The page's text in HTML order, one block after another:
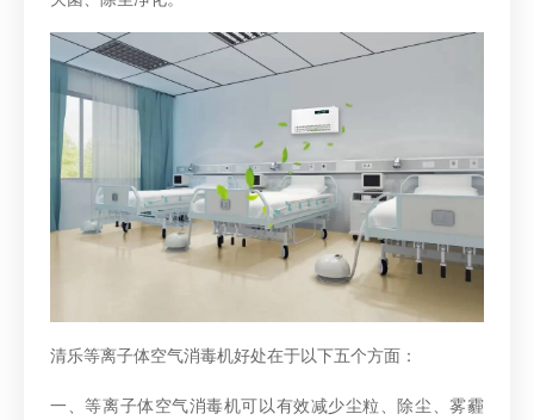
清乐等离子体空气消毒机好处在于以下五个方面：
一、等离子体空气消毒机可以有效减少尘粒、除尘、雾霾